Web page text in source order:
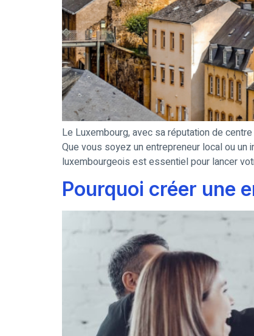
Le Luxembourg, avec sa réputation de
Que vous soyez un entrepreneur local ou
luxembourgeois est essentiel pour lancer
Pourquoi créer une